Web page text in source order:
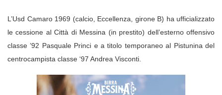
L’Usd Camaro 1969 (calcio, Eccellenza, girone B) ha ufficializzato
le cessione al Città di Messina (in prestito) dell’esterno offensivo
classe ’92 Pasquale Princi e a titolo temporaneo al Pistunina del
centrocampista classe ‘97 Andrea Visconti.